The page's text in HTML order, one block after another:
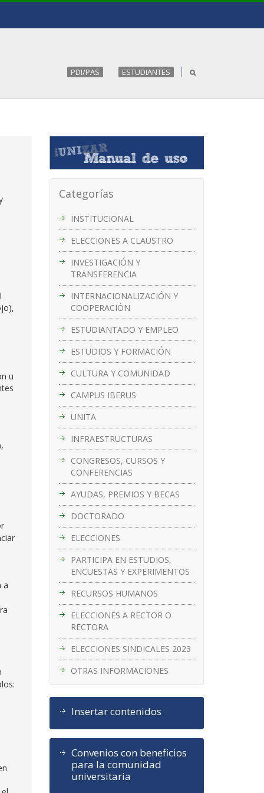
PDI/PAS ESTUDIANTES
Categorías
INSTITUCIONAL
ELECCIONES A CLAUSTRO
INVESTIGACIÓN Y
TRANSFERENCIA
INTERNACIONALIZACIÓN Y
COOPERACIÓN
ESTUDIANTADO Y EMPLEO
ESTUDIOS Y FORMACIÓN
CULTURA Y COMUNIDAD
CAMPUS IBERUS
UNITA
INFRAESTRUCTURAS
CONGRESOS, CURSOS Y
CONFERENCIAS
AYUDAS, PREMIOS Y BECAS
DOCTORADO
ELECCIONES
PARTICIPA EN ESTUDIOS,
ENCUESTAS Y EXPERIMENTOS
RECURSOS HUMANOS
ELECCIONES A RECTOR O
RECTORA
ELECCIONES SINDICALES 2023
OTRAS INFORMACIONES
Insertar contenidos
Convenios con beneficios
para la comunidad
universitaria
u
a